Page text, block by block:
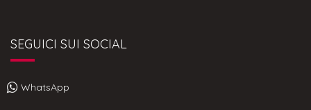
SEGUICI SUI SOCIAL
WhatsApp